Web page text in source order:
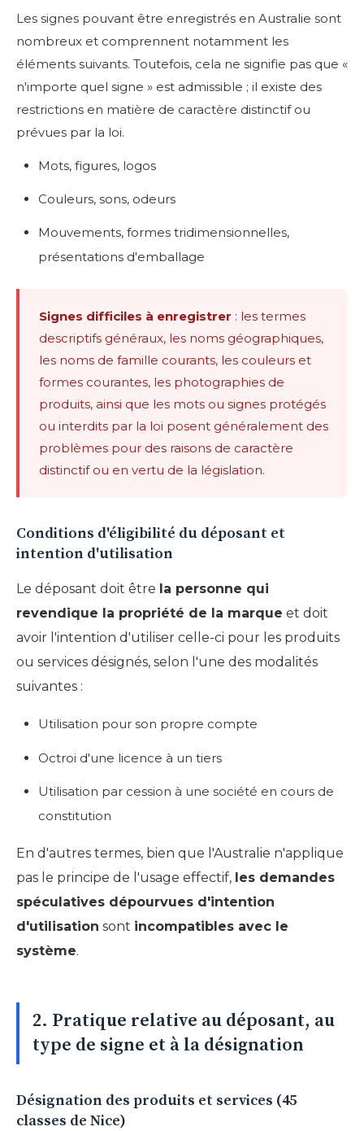
Les signes pouvant être enregistrés en Australie sont
nombreux et comprennent notamment les
éléments suivants. Toutefois, cela ne signifie pas que «
n'importe quel signe » est admissible ; il existe des
restrictions en matière de caractère distinctif ou
prévues par la loi.
Mots, figures, logos
Couleurs, sons, odeurs
Mouvements, formes tridimensionnelles,
présentations d'emballage
Signes difficiles à enregistrer : les termes
descriptifs généraux, les noms géographiques,
les noms de famille courants, les couleurs et
formes courantes, les photographies de
produits, ainsi que les mots ou signes protégés
ou interdits par la loi posent généralement des
problèmes pour des raisons de caractère
distinctif ou en vertu de la législation.
Conditions d'éligibilité du déposant et
intention d'utilisation
Le déposant doit être la personne qui
revendique la propriété de la marque et doit
avoir l'intention d'utiliser celle-ci pour les produits
ou services désignés, selon l'une des modalités
suivantes :
Utilisation pour son propre compte
Octroi d'une licence à un tiers
Utilisation par cession à une société en cours de
constitution
En d'autres termes, bien que l'Australie n'applique
pas le principe de l'usage effectif, les demandes
spéculatives dépourvues d'intention
d'utilisation sont incompatibles avec le
système.
2. Pratique relative au déposant, au
type de signe et à la désignation
Désignation des produits et services (45
classes de Nice)